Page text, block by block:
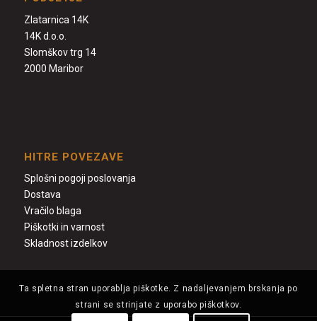
Zlatarnica 14K
14K d.o.o.
Slomškov trg 14
2000 Maribor
HITRE POVEZAVE
Splošni pogoji poslovanja
Dostava
Vračilo blaga
Piškotki in varnost
Skladnost izdelkov
Ta spletna stran uporablja piškotke. Z nadaljevanjem brskanja po
strani se strinjate z uporabo piškotkov.